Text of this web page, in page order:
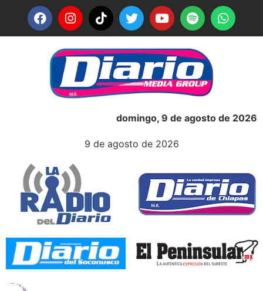
domingo, 9 de agosto de 2026
9 de agosto de 2026